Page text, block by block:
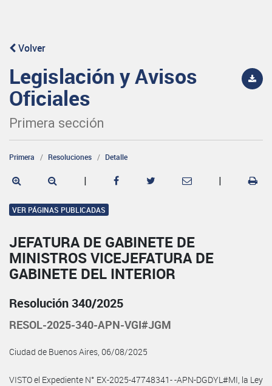
Volver
Legislación y Avisos
Oficiales
Primera sección
Primera Resoluciones Detalle
| |
VER PÁGINAS PUBLICADAS
JEFATURA DE GABINETE DE
MINISTROS VICEJEFATURA DE
GABINETE DEL INTERIOR
Resolución 340/2025
RESOL-2025-340-APN-VGI#JGM
Ciudad de Buenos Aires, 06/08/2025
VISTO el Expediente N° EX-2025-47748341- -APN-DGDYL#MI, la Ley